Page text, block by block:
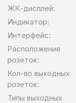
ЖК-дисплей:
Индикатор:
Интерфейс:
Расположение
розеток:
Кол-во выходных
розеток:
Типы выходных